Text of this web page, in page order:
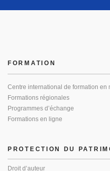
PROTECTION DU
Droit d’auteur
FORMATION
Centre international de formation en
Formations régionales
Programmes d’échange
Formations en ligne